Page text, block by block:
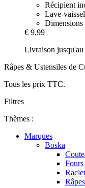
Récipient
Lave-
€ 9,99
Livraison jusqu'au
Râpes & Ustensiles de
Tous les prix TTC.
Filtres
Thèmes :
Marques
Boska